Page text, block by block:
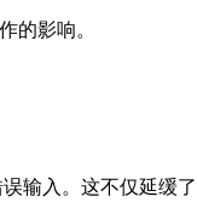
影响。
输入。这不仅延缓了